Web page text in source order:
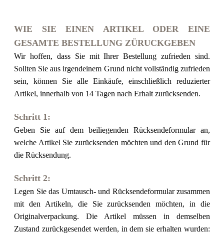
WIE SIE EINEN ARTIKEL ODER EINE
GESAMTE BESTELLUNG ZÜRUCKGEBEN
Wir hoffen, dass Sie mit Ihrer Bestellung zufrieden sind.
Sollten Sie aus irgendeinem Grund nicht vollständig zufrieden
sein, können Sie alle Einkäufe, einschließlich reduzierter
Artikel, innerhalb von 14 Tagen nach Erhalt zurücksenden.
Schritt 1:
Geben Sie auf dem beiliegenden Rücksendeformular an,
welche Artikel Sie zurücksenden möchten und den Grund für
die Rücksendung.
Schritt 2:
Legen Sie das Umtausch- und Rücksendeformular zusammen
mit den Artikeln, die Sie zurücksenden möchten, in die
Originalverpackung. Die Artikel müssen in demselben
Zustand zurückgesendet werden, in dem sie erhalten wurden: